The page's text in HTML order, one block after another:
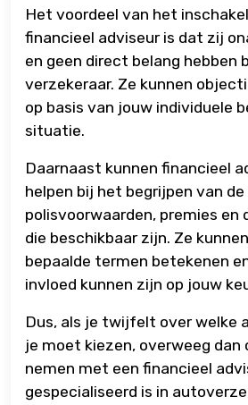
Het voordeel van het
financieel adviseur is dat zij
en geen direct belang hebben
verzekeraar. Ze kunnen
op basis van jouw individuele
situatie.
Daarnaast kunnen financieel
helpen bij het begrijpen van
polisvoorwaarden, premies en
die beschikbaar zijn. Ze
bepaalde termen betekenen
invloed kunnen zijn op jouw
Dus, als je twijfelt over welke
je moet kiezen, overweeg
nemen met een financieel
gespecialiseerd is in